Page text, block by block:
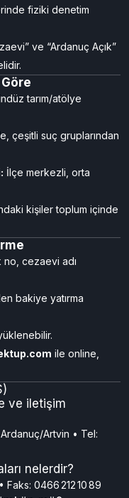
arasında blok
arasında.
fiziki denetim
ve “Ardanuç Açık”
tarım/atölye
çeşitli suç gruplarından
İlçe merkezli, orta
cezaevi adı
bakiye yatırma
ve iletişim